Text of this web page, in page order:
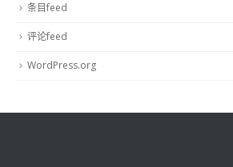
条目feed
评论feed
WordPress.org